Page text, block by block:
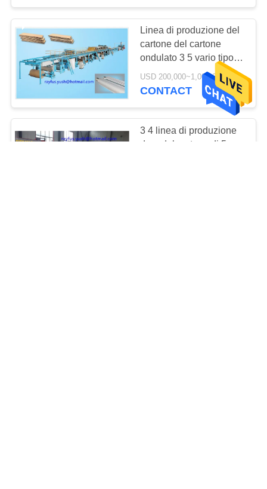
Linea di produzione del
cartone del cartone
ondulato 3 5 vario tipo
della flauto di 7 strati
USD 200,000~1,000,000 per set MOQ:1 insieme
CONTACT
3 4 linea di produzione
dura del cartone di 5